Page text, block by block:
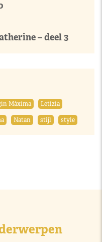
– deel 3
Máxima
Letizia
Natan stijl style